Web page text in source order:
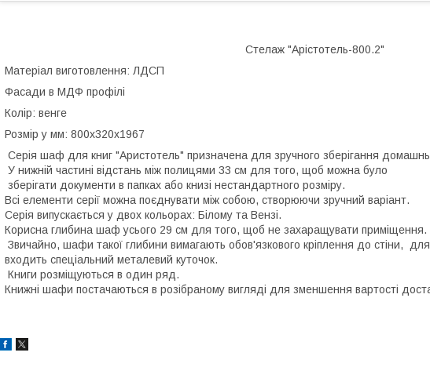
Стелаж "Арістотель-800.2"
Матеріал виготовлення: ЛДСП
Фасади в МДФ профілі
Колір: венге
Розмір у мм: 800х320х1967
Серія шаф для книг "Аристотель" призначена для зручного зберігання
У нижній частині відстань між полицями 33 см для того, щоб можна було
зберігати документи в папках або книзі нестандартного розміру.
Всі елементи серії можна поєднувати між собою, створюючи зручний варіант.
Серія випускається у двох кольорах: Білому та Вензі.
Корисна глибина шаф усього 29 см для того, щоб не захаращувати приміщення.
Звичайно, шафи такої глибини вимагають обов'язкового кріплення до стіни,
входить спеціальний металевий куточок.
Книги розміщуються в один ряд.
Книжні шафи постачаються в розібраному вигляді для зменшення вартості